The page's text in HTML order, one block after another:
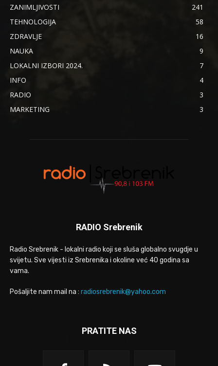
ZANIMLJIVOSTI
241
TEHNOLOGIJA
58
ZDRAVLJE
16
NAUKA
9
LOKALNI IZBORI 2024.
7
INFO
4
RADIO
3
MARKETING
3
RADIO Srebrenik
Radio Srebrenik - lokalni radio koji se sluša globalno svugdje u
svijetu. Sve vijesti iz Srebrenika i okoline već 40 godina sa
vama.
Pošaljite nam mail na : radiosrebrenik@yahoo.com
PRATITE NAS